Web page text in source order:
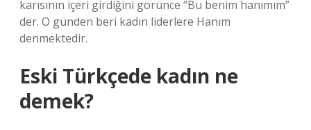
karısının içeri girdiğini görünce “Bu benim hanımım”
der. O günden beri kadın liderlere Hanım
denmektedir.
Eski Türkçede kadın ne
demek?